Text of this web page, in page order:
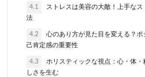
4.1
ストレスは美容の大敵！上手なス
法
4.2
心のあり方が見た目を変える？ポ
己肯定感の重要性
4.3
ホリスティックな視点：心・体
しさを生む